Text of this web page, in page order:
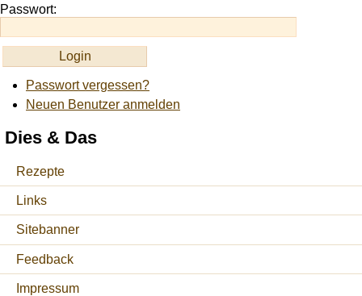
Passwort:
Passwort vergessen?
Neuen Benutzer anmelden
Dies & Das
Rezepte
Links
Sitebanner
Feedback
Impressum